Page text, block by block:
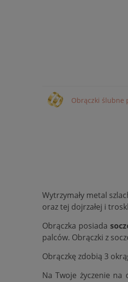
Obrączki ślubne
Wytrzymały metal
oraz tej dojrzałej i
Obrączka posiada
palców. Obrączki z
Obrączkę zdobią 3
Na Twoje życzenie na